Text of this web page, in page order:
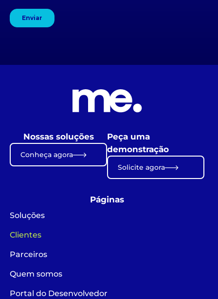
Nossas soluções
Conheça agora
Peça uma
demonstração
Solicite agora
Páginas
Soluções
Clientes
Parceiros
Quem somos
Portal do Desenvolvedor